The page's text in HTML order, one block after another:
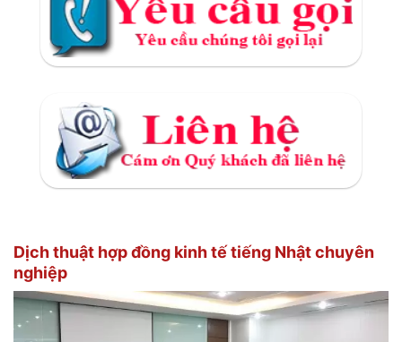
Dịch thuật hợp đồng kinh tế tiếng Nhật chuyên
nghiệp